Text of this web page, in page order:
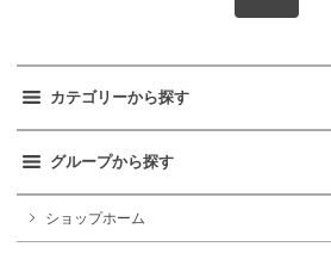
カテゴリーから探す
グループから探す
ショップホーム